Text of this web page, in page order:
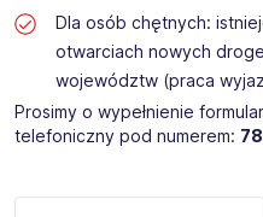
Dla osób chętnych:
otwarciach nowych
województw (praca
Prosimy o wypełnienie
telefoniczny pod numerem: